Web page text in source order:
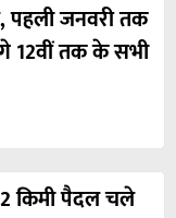
पहली जनवरी तक
12वीं तक के सभी
किमी पैदल चले